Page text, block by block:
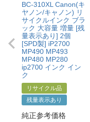
BC-310XL Canon(キ
ヤノン/キャノン) リ
サイクルインク ブラ
ック 大容量 増量 [残
量表示あり] 2個
[SPD製] iP2700
MP490 MP493
MP480 MP280
ip2700 インク イン
ク
リサイクル品
残量表示あり
純正参考価格